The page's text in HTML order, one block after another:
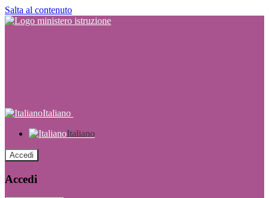
Salta al contenuto
Italiano
Italiano
Accedi
Accedi